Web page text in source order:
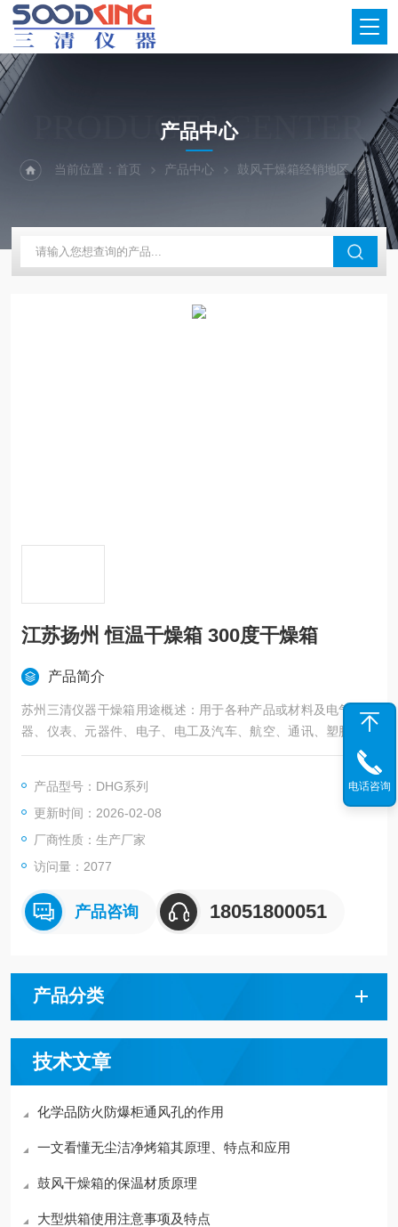
PRODUCTS CENTER
产品中心
当前位置：首页 产品中心 鼓风干燥箱经销地区 江
江苏扬州 恒温干燥箱 300度干燥箱
产品简介
苏州三清仪器干燥箱用途概述：用于各种产品或材料及电气、仪
器、仪表、元器件、电子、电工及汽车、航空、通讯、塑胶、机
械、化工、食品、五金工具在恒温环境条件下作干燥处理和各种
产品型号：DHG系列
更新时间：2026-02-08
厂商性质：生产厂家
访问量：2077
产品咨询 18051800051
产品分类
技术文章
化学品防火防爆柜通风孔的作用
一文看懂无尘洁净烤箱其原理、特点和应用
鼓风干燥箱的保温材质原理
大型烘箱使用注意事项及特点
电话咨询